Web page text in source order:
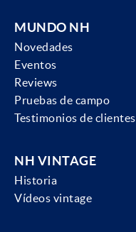
MUNDO NH
Novedades
Eventos
Reviews
Pruebas de campo
Testimonios de clientes
NH VINTAGE
Historia
Vídeos vintage